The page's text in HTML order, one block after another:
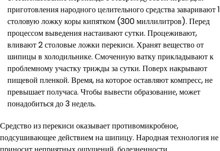
приготовления народного целительного средства заваривают 1
столовую ложку коры кипятком (300 миллилитров). Перед
процессом выведения настаивают сутки. Процеживают,
вливают 2 столовые ложки перекиси. Хранят вещество от
шипицы в холодильнике. Смоченную ватку прикладывают к
проблемному участку трижды за сутки. Поверх накрывают
пищевой пленкой. Время, на которое оставляют компресс, не
превышает получаса. Чтобы вывести образование, может
понадобиться до 3 недель.
Средство из перекиси оказывает противомикробное,
подсушивающее действием на шипицу. Народная технология не